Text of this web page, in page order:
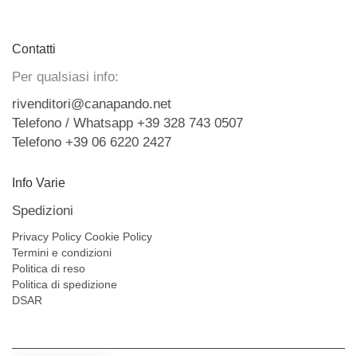
Contatti
Per qualsiasi info:
rivenditori@canapando.net
Telefono / Whatsapp +39 328 743 0507
Telefono +39 06 6220 2427
Info Varie
Spedizioni
Privacy Policy Cookie Policy
Termini e condizioni
Politica di reso
Politica di spedizione
DSAR